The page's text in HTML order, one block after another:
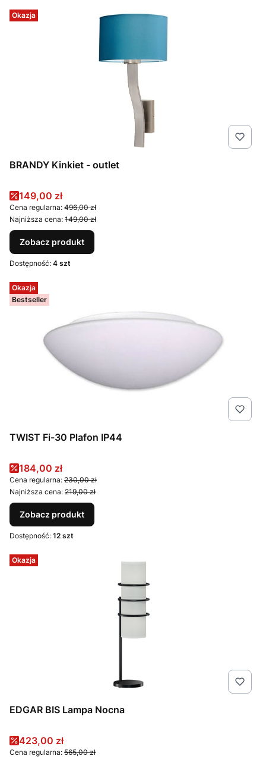
Okazja
BRANDY Kinkiet - outlet
Cena promocyjna
149,00 zł
Cena regularna: 496,00 zł
Najniższa cena: 149,00 zł
Zobacz produkt
Dostępność: 4 szt
Okazja
Bestseller
TWIST Fi-30 Plafon IP44
Cena promocyjna
184,00 zł
Cena regularna: 230,00 zł
Najniższa cena: 219,00 zł
Zobacz produkt
Dostępność: 12 szt
Okazja
EDGAR BIS Lampa Nocna
Cena promocyjna
423,00 zł
Cena regularna: 565,00 zł